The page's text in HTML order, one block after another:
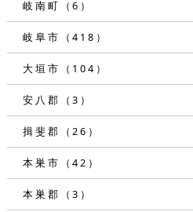
岐南町（6）
岐阜市（418）
大垣市（104）
安八郡（3）
揖斐郡（26）
本巣市（42）
本巣郡（3）